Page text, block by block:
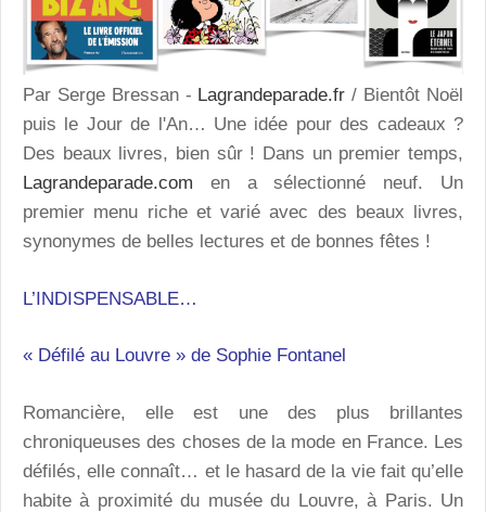
Par Serge Bressan - Lagrandeparade.fr/ Bientôt Noël
puis le Jour de l'An… Une idée pour des cadeaux ?
Des beaux livres, bien sûr ! Dans un premier temps,
Lagrandeparade.com en a sélectionné neuf. Un
premier menu riche et varié avec des beaux livres,
synonymes de belles lectures et de bonnes fêtes !
L’INDISPENSABLE…
« Défilé au Louvre » de Sophie Fontanel
Romancière, elle est une des plus brillantes
chroniqueuses des choses de la mode en France. Les
défilés, elle connaît… et le hasard de la vie fait qu’elle
habite à proximité du musée du Louvre, à Paris. Un